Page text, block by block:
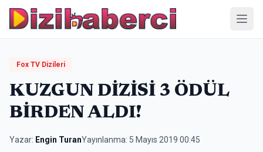
Fox TV Dizileri
KUZGUN DİZİSİ 3 ÖDÜL
BİRDEN ALDI!
Yazar: Engin TuranYayınlanma: 5 Mayıs 2019 00:45